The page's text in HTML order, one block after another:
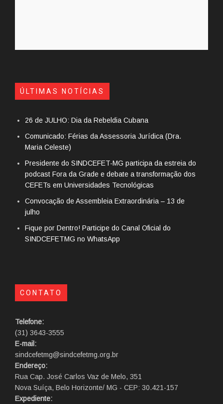
ÚLTIMAS NOTÍCIAS
26 de JULHO: Dia da Rebeldia Cubana
Comunicado: Férias da Assessoria Jurídica (Dra.
Maria Celeste)
Presidente do SINDCEFET-MG participa da estreia do
podcast Fora da Grade e debate a transformação dos
CEFETs em Universidades Tecnológicas
Convocação de Assembleia Extraordinária – 13 de
julho
Fique por Dentro! Participe do Canal Oficial do
SINDCEFETMG no WhatsApp
CONTATO
Telefone:
(31) 3643-3555
E-mail:
sindcefetmg@sindcefetmg.org.br
Endereço:
Rua Cap. José Carlos Vaz de Melo, 351
Nova Suíça, Belo Horizonte/ MG - CEP: 30.421-157
Expediente: